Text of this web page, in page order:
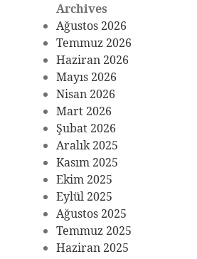
Archives
Ağustos 2026
Temmuz 2026
Haziran 2026
Mayıs 2026
Nisan 2026
Mart 2026
Şubat 2026
Aralık 2025
Kasım 2025
Ekim 2025
Eylül 2025
Ağustos 2025
Temmuz 2025
Haziran 2025